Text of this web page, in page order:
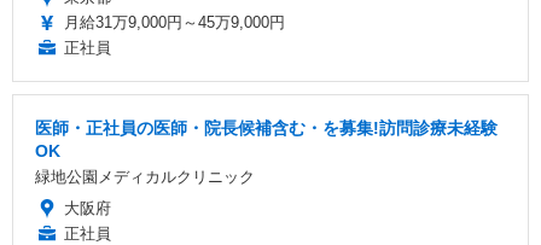
月給31万9,000円～45万9,000円
正社員
医師・正社員の医師・院長候補含む・を募集!訪問診療未経験
OK
緑地公園メディカルクリニック
大阪府
正社員